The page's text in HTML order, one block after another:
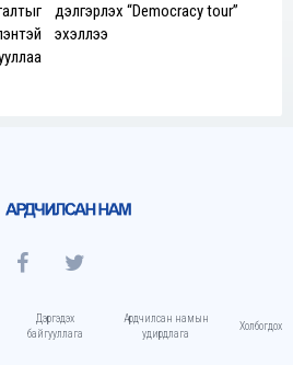
дэлгэрүүлэх “Democracy tour”
эхэллээ
Дэргэдэх
байгууллага
Ардчилсан намын
удирдлага
Холбогдох